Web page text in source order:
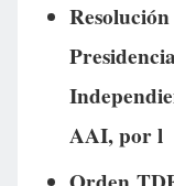
AAI, por l